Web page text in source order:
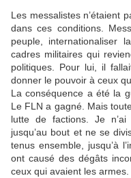
Les messalistes n’étaient
dans ces conditions.
peuple, internationaliser
cadres militaires qui
politiques. Pour lui, il
donner le pouvoir à ceux
La conséquence a été la
Le FLN a gagné. Mais
lutte de factions. Je
jusqu’au bout et ne se
tenus ensemble, jusqu’à
ont causé des dégâts
ceux qui avaient les armes.